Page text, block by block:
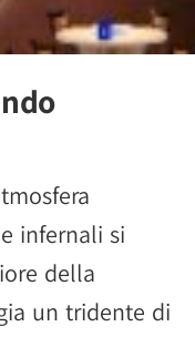
infernali si
della
un tridente di